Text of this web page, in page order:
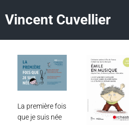
Vincent Cuvellier
La première fois
que je suis née